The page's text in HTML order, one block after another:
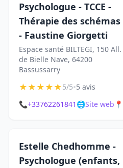
Psychologue - TCCE -
Thérapie des schémas
- Faustine Giorgetti
Espace santé BILTEGI, 150 All.
de Bielle Nave, 64200
Bassussarry
★★★★★5/5•5 avis
📞+33762261841 🌐Site web 📍
Estelle Chedhomme -
Psychologue (enfants,